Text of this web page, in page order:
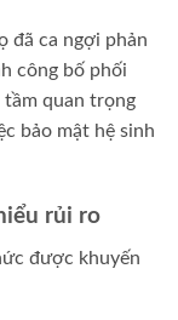
đã ca ngợi phản
công bố phối
tầm quan trọng
bảo mật hệ sinh
rủi ro
được khuyến